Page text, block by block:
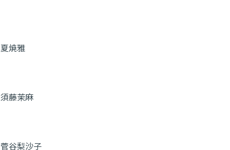
夏焼雅
須藤茉麻
菅谷梨沙子